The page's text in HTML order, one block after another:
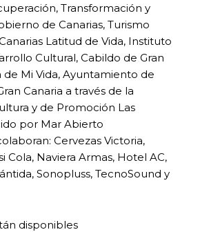
Transformación y
de Canarias, Turismo
Latitud de Vida, Instituto
Cultural, Cabildo de Gran
de Mi Vida, Ayuntamiento de
Canaria a través de la
y de Promoción Las
por Mar Abierto
Cervezas Victoria,
Cola, Naviera Armas, Hotel AC,
Sonopluss, TecnoSound y
disponibles